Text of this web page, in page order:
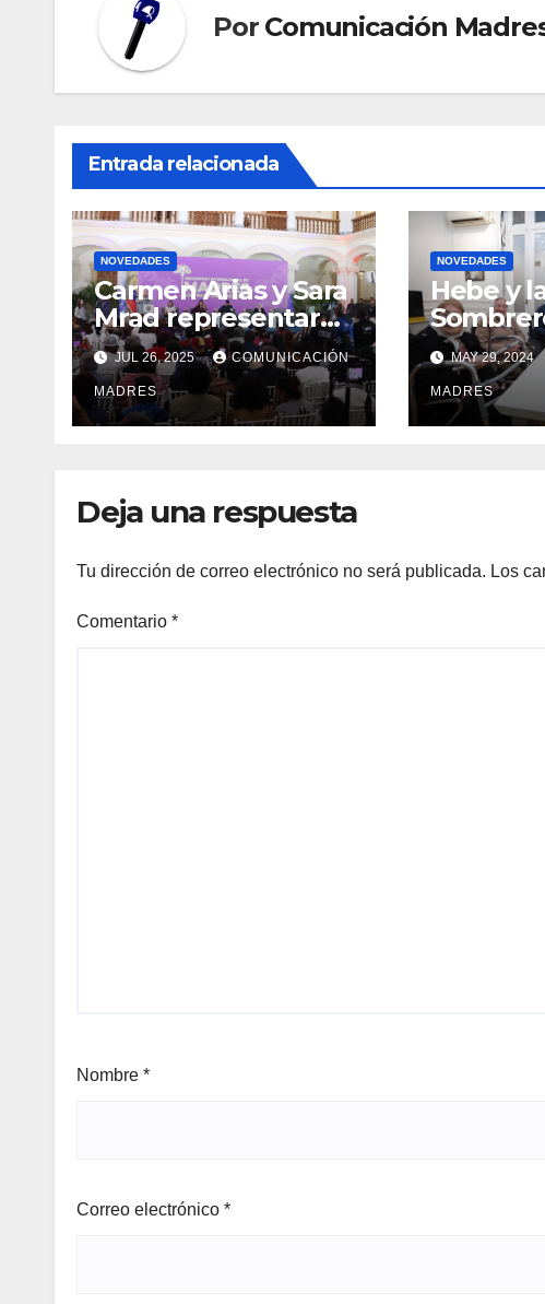
Por Comunicación
Entrada relacionada
NOVEDADES
Carmen Arias y Sara
Mrad representaron
a las Madres de
Plaza de Mayo en el
Encuentro
Internacional de
JUL 26, 2025 COMUNICACIÓN
MADRES
NOVEDADES
Hebe y
Instituto
MAY 29, 2024
MADRES
Deja una respuesta
Tu dirección de correo electrónico no será publicada. Los
Comentario *
Nombre *
Correo electrónico *